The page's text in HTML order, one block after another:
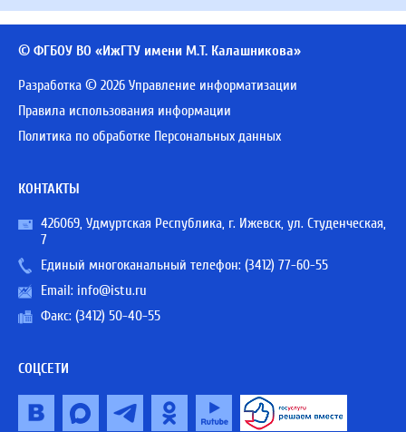
© ФГБОУ ВО «ИжГТУ имени М.Т. Калашникова»
Разработка © 2026 Управление информатизации
Правила использования информации
Политика по обработке Персональных данных
КОНТАКТЫ
426069, Удмуртская Республика, г. Ижевск, ул. Студенческая,
7
Единый многоканальный телефон: (3412) 77-60-55
Email: info@istu.ru
Факс: (3412) 50-40-55
СОЦСЕТИ